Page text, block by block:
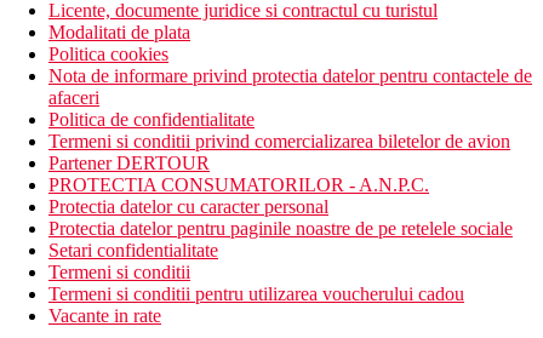
camera de jocuri
Activitati sportive contra cost
inchirieri biciclete
mini golf
darts
tenis de masa
biliard
Dieta
Restaurantul principal serveste toate mesele zilei cu
specific culinar international si local
Doua baruri
Categoria oficiala
3 stele
Licente, documente juridice si contractul cu turistul
Modalitati de plata
Politica cookies
Nota de informare privind protectia datelor pentru contactele de
afaceri
Politica de confidentialitate
Termeni si conditii privind comercializarea biletelor de avion
Partener DERTOUR
PROTECTIA CONSUMATORILOR - A.N.P.C.
Protectia datelor cu caracter personal
Protectia datelor pentru paginile noastre de pe retelele sociale
Setari confidentialitate
Termeni si conditii
Termeni si conditii pentru utilizarea voucherului cadou
Vacante in rate